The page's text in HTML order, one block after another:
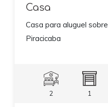
Casa
Casa para aluguel
Piracicaba
2 1